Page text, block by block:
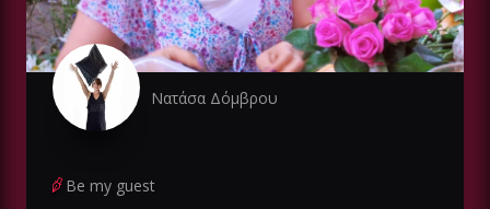
Νατάσα Δόμβρου
Be my guest